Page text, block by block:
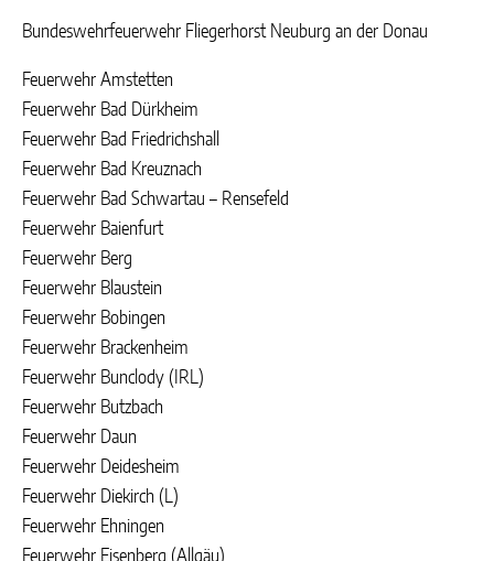
Bundeswehrfeuerwehr Fliegerhorst Neuburg an der Donau
Feuerwehr Amstetten
Feuerwehr Bad Dürkheim
Feuerwehr Bad Friedrichshall
Feuerwehr Bad Kreuznach
Feuerwehr Bad Schwartau – Rensefeld
Feuerwehr Baienfurt
Feuerwehr Berg
Feuerwehr Blaustein
Feuerwehr Bobingen
Feuerwehr Brackenheim
Feuerwehr Bunclody (IRL)
Feuerwehr Butzbach
Feuerwehr Daun
Feuerwehr Deidesheim
Feuerwehr Diekirch (L)
Feuerwehr Ehningen
Feuerwehr Eisenberg (Allgäu)